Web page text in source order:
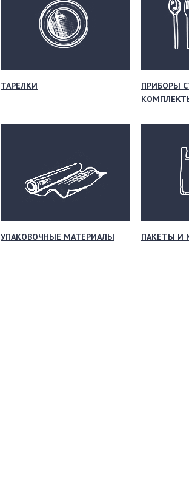
ТАРЕЛКИ
ПРИБОРЫ
УПАКОВОЧНЫЕ МАТЕРИАЛЫ ПАКЕТЫ И